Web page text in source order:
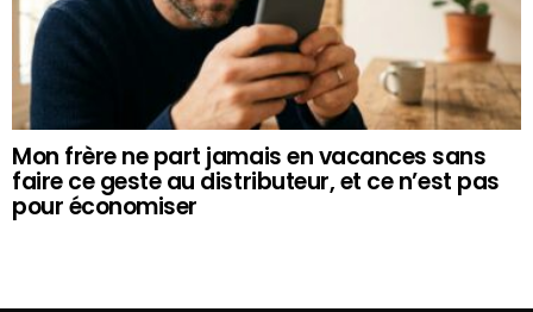
Mon frère ne part jamais en vacances sans
faire ce geste au distributeur, et ce n’est pas
pour économiser